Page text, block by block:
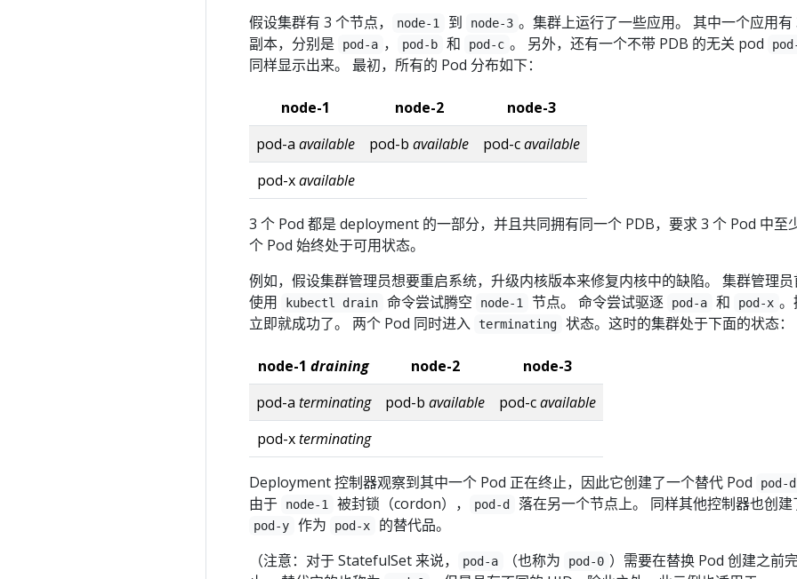
假设集群有 3 个节点， node-1 到 node-3 。集群上运行了一些应用。 其中一个应用有
副本，分别是
pod-a ， pod-b 和 pod-c 。 另外，还有一个不带 PDB 的无关 pod
同样显示出来。 最初，所有的 Pod 分布如下：
node-1 node-2
node-3
pod-a available pod-b available pod-cavailable
pod-xavailable
3 个 Pod 都是 deployment 的一部分，并且共同拥有同一个 PDB，要求 3 个 Pod 中至
个 Pod 始终处于可用状态。
例如，假设集群管理员想要重启系统，升级内核版本来修复内核中的缺陷。 集群管理
使用
kubectl drain 命令尝试腾空 node-1 节点。 命令尝试驱逐 pod-a 和 pod-x 。
立即就成功了。 两个 Pod 同时进入 terminating 状态。这时的集群处于下面的状态：
node-1 draining node-2
node-3
pod-a terminating pod-b available pod-cavailable
pod-xterminating
Deployment 控制器观察到其中一个 Pod 正在终止，因此它创建了一个替代 Pod pod-d
由于
node-1 被封锁（cordon）， pod-d 落在另一个节点上。 同样其他控制器也创建
pod-y 作为 pod-x
的替代品。
（注意：对于 StatefulSet 来说，
pod-a （也称为 pod-0 ）需要在替换 Pod 创建之前